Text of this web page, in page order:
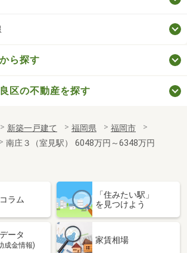
ら探す
区の不動産を探す
新築一戸建て 福岡県
福岡市
南庄３（室見駅） 6048万円～6348万円
ラム
「住みたい駅」
を見つけよう
ータ
成金情報)
家賃相場